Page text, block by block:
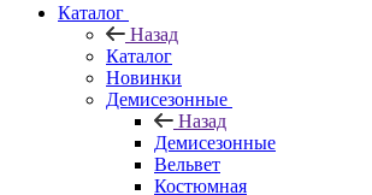
Каталог
Назад
Каталог
Новинки
Демисезонные
Назад
Демисезонные
Вельвет
Костюмная